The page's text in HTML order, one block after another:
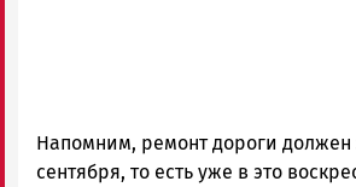
Напомним, ремонт дороги должен
сентября, то есть уже в это